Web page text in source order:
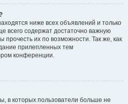
ниже всех объявлений и только
всего содержат достаточно важную
их по возможности. Так же, как
прилепленных тем
конференции.
в которых пользователи больше не